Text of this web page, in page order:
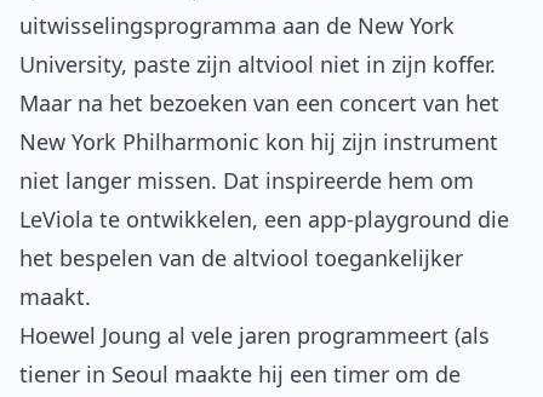
uitwisselingsprogramma aan de New York
University, paste zijn altviool niet in zijn koffer.
Maar na het bezoeken van een concert van het
New York Philharmonic kon hij zijn instrument
niet langer missen. Dat inspireerde hem om
LeViola te ontwikkelen, een app-playground die
het bespelen van de altviool toegankelijker
maakt.
Hoewel Joung al vele jaren programmeert (als
tiener in Seoul maakte hij een timer om de